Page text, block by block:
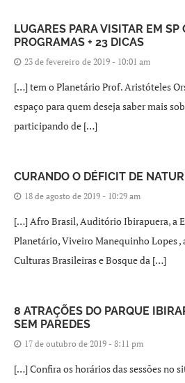
LUGARES PARA VISITAR EM SP
PROGRAMAS + 23 DICAS
23 de fevereiro de 2019 - 10:01 am
[…] tem o Planetário Prof. Aristóteles
espaço para quem deseja saber mais
participando de […]
CURANDO O DÉFICIT DE
18 de agosto de 2019 - 10:29 am
[…] Afro Brasil, Auditório Ibirapuera, a
Planetário, Viveiro Manequinho Lopes ,
Culturas Brasileiras e Bosque da […]
8 ATRAÇÕES DO PARQUE
SEM PAREDES
17 de outubro de 2019 - 8:11 pm
[…] Confira os horários das sessões no